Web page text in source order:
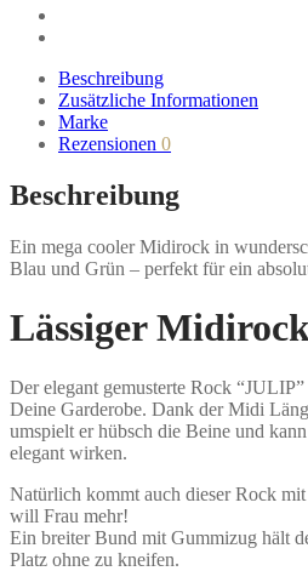
Beschreibung
Zusätzliche Informationen
Marke
Rezensionen 0
Beschreibung
Ein mega cooler Midirock in
Blau und Grün – perfekt für ein
Lässiger
Der elegant gemusterte Rock
Deine Garderobe. Dank der Midi
umspielt er hübsch die Beine und
elegant wirken.
Natürlich kommt auch dieser Rock
will Frau mehr!
Ein breiter Bund mit Gummizug hält
Platz ohne zu kneifen.